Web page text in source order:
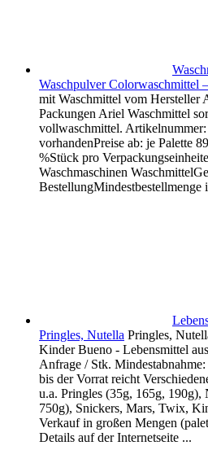
Waschpulver Colorwaschmittel
mit Waschmittel vom Hersteller
Packungen Ariel Waschmittel
vollwaschmittel.
vorhandenPreise ab: je Palette
%Stück pro
Waschmaschinen
BestellungMindestbestellmenge
Pringles, Nutella Pringles,
Kinder Bueno - Lebensmittel
Anfrage / Stk.
bis der Vorrat reicht
u.a. Pringles (35g, 165g, 190g),
750g), Snickers, Mars, Twix,
Verkauf in großen Mengen
Details auf der Internetseite ...